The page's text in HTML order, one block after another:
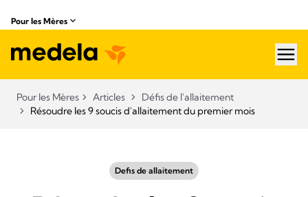
Pour les Mères
Pour les Mères Articles
Défis de l'allaitement
Résoudre les 9 soucis d'allaitement du premier mois
Defis de allaitement